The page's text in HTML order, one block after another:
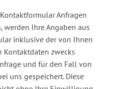
Anfragen
werden Ihre Angaben aus
inklusive der von Ihnen
Kontaktdaten zwecks
und für den Fall von
uns gespeichert. Diese